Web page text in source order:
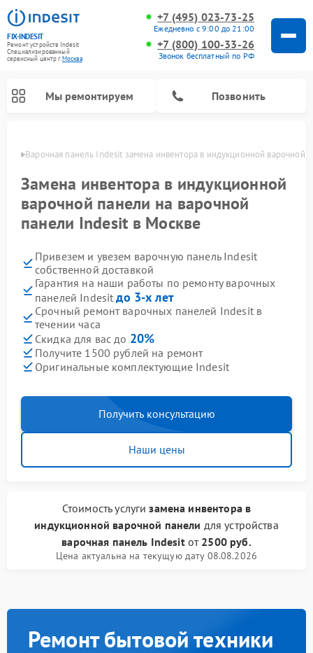
FIX-INDESIT
Ремонт устройств Indesit
Специализированный
cервисный центр г.Москва
+7 (495) 023-73-25
Ежедневно с 9:00 до 21:00
+7 (800) 100-33-26
Звонок бесплатный по РФ
Мы ремонтируем Позвонить
Варочная панель Indesit замена инвентора в индукционной варочной
Замена инвентора в индукционной
варочной панели на варочной
панели Indesit в Москве
Привезем и увезем варочную панель Indesit
собственной доставкой
Гарантия на наши работы по ремонту варочных
панелей Indesitдо 3-х лет
Срочный ремонт варочных панелей Indesit в
течении часа
Скидка для вас до 20%
Получите 1500 рублей на ремонт
Оригинальные комплектующие Indesit
Получить консультацию
Наши цены
Стоимость услугизамена инвентора в
индукционной варочной панели для устройства
варочная панель Indesitот 2500 руб.
Цена актуальна на текущую дату 08.08.2026
Ремонт бытовой техники